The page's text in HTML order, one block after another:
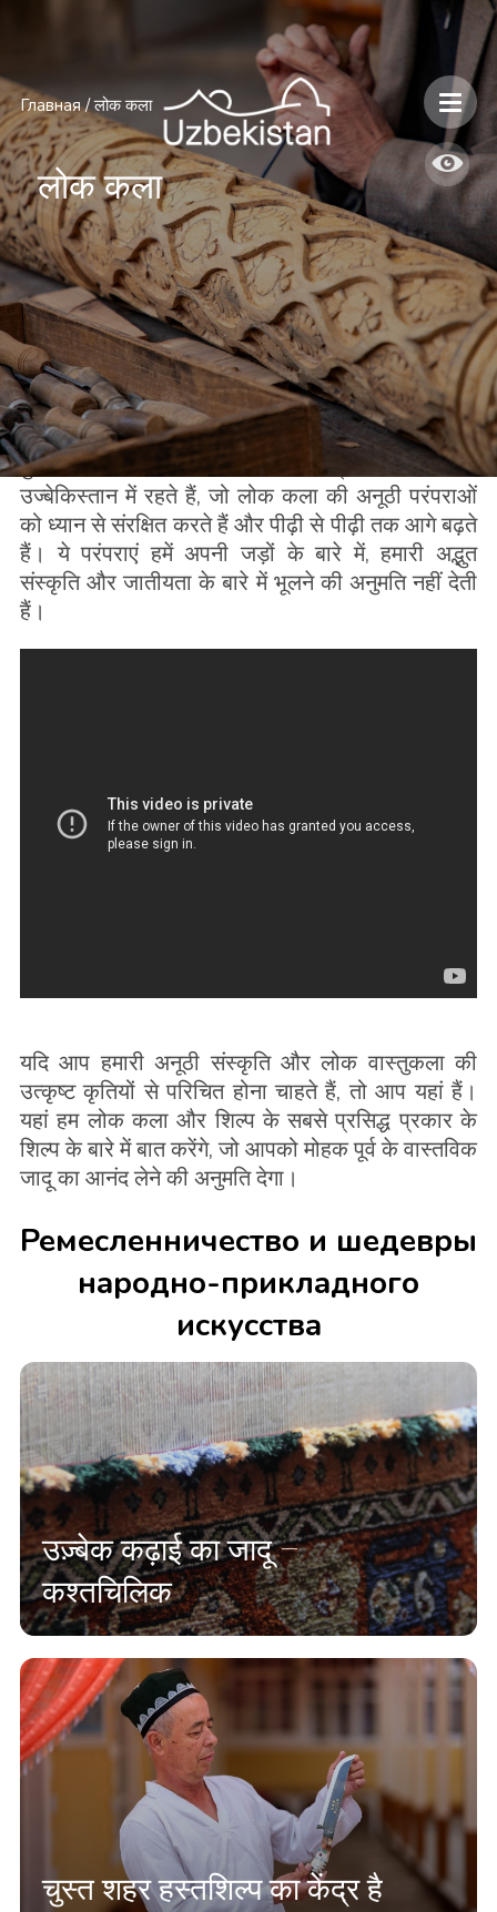
Главная / लोक कला
लोक कला
पुराने समय से, असामान्य रूप से प्रतिभाशाली लोग
उज्बेकिस्तान में रहते हैं, जो लोक कला की अनूठी परंपराओं
को ध्यान से संरक्षित करते हैं और पीढ़ी से पीढ़ी तक आगे बढ़ते
हैं। ये परंपराएं हमें अपनी जड़ों के बारे में, हमारी अद्भुत
संस्कृति और जातीयता के बारे में भूलने की अनुमति नहीं देती
हैं।
यदि आप हमारी अनूठी संस्कृति और लोक वास्तुकला की
उत्कृष्ट कृतियों से परिचित होना चाहते हैं, तो आप यहां हैं।
यहां हम लोक कला और शिल्प के सबसे प्रसिद्ध प्रकार के
शिल्प के बारे में बात करेंगे, जो आपको मोहक पूर्व के वास्तविक
जादू का आनंद लेने की अनुमति देगा।
Ремесленничество и шедевры
народно-прикладного
искусства
उज़्बेक कढ़ाई का जादू –
कश्तचिलिक
चुस्त शहर हस्तशिल्प का केंद्र है